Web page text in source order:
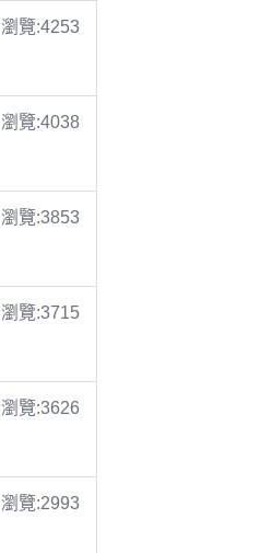
瀏覽:4253
瀏覽:4038
瀏覽:3853
瀏覽:3715
瀏覽:3626
瀏覽:2993